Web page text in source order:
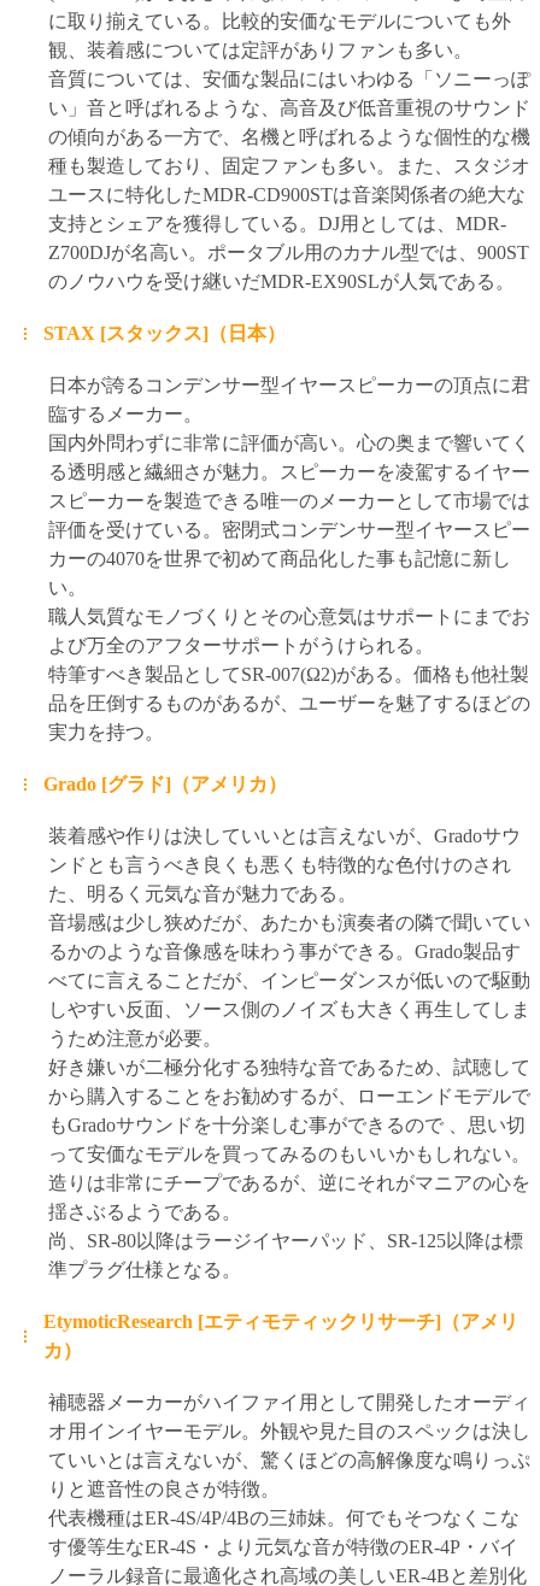
に取り揃えている。比較的安価なモデルについても外
観、装着感については定評がありファンも多い。
音質については、安価な製品にはいわゆる「ソニーっぽ
い」音と呼ばれるような、高音及び低音重視のサウンド
の傾向がある一方で、名機と呼ばれるような個性的な機
種も製造しており、固定ファンも多い。また、スタジオ
ユースに特化したMDR-CD900STは音楽関係者の絶大な
支持とシェアを獲得している。DJ用としては、MDR-
Z700DJが名高い。ポータブル用のカナル型では、900ST
のノウハウを受け継いだMDR-EX90SLが人気である。
STAX [スタックス]（日本）
日本が誇るコンデンサー型イヤースピーカーの頂点に君
臨するメーカー。
国内外問わずに非常に評価が高い。心の奥まで響いてく
る透明感と繊細さが魅力。スピーカーを凌駕するイヤー
スピーカーを製造できる唯一のメーカーとして市場では
評価を受けている。密閉式コンデンサー型イヤースピー
カーの4070を世界で初めて商品化した事も記憶に新し
い。
職人気質なモノづくりとその心意気はサポートにまでお
よび万全のアフターサポートがうけられる。
特筆すべき製品としてSR-007(Ω2)がある。価格も他社製
品を圧倒するものがあるが、ユーザーを魅了するほどの
実力を持つ。
Grado [グラド]（アメリカ）
装着感や作りは決していいとは言えないが、Gradoサウ
ンドとも言うべき良くも悪くも特徴的な色付けのされ
た、明るく元気な音が魅力である。
音場感は少し狭めだが、あたかも演奏者の隣で聞いてい
るかのような音像感を味わう事ができる。Grado製品す
べてに言えることだが、インピーダンスが低いので駆動
しやすい反面、ソース側のノイズも大きく再生してしま
うため注意が必要。
好き嫌いが二極分化する独特な音であるため、試聴して
から購入することをお勧めするが、ローエンドモデルで
もGradoサウンドを十分楽しむ事ができるので 、思い切
って安価なモデルを買ってみるのもいいかもしれない。
造りは非常にチープであるが、逆にそれがマニアの心を
揺さぶるようである。
尚、SR-80以降はラージイヤーパッド、SR-125以降は標
準プラグ仕様となる。
EtymoticResearch [エティモティックリサーチ]（アメリ
カ）
補聴器メーカーがハイファイ用として開発したオーディ
オ用インイヤーモデル。外観や見た目のスペックは決し
ていいとは言えないが、驚くほどの高解像度な鳴りっぷ
りと遮音性の良さが特徴。
代表機種はER-4S/4P/4Bの三姉妹。何でもそつなくこな
す優等生なER-4S・より元気な音が特徴のER-4P・バイ
ノーラル録音に最適化され高域の美しいER-4Bと差別化